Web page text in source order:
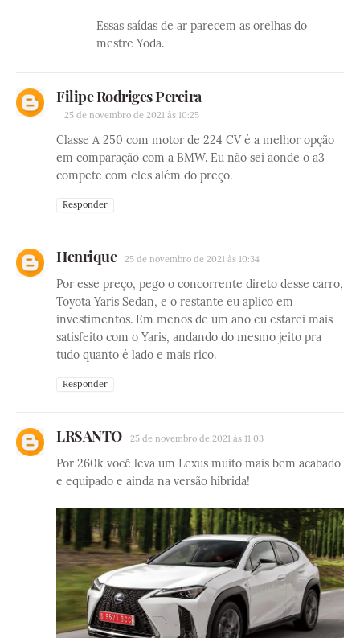
Essas saídas de ar parecem as orelhas do
mestre Yoda.
Filipe Rodriges Pereira
25 de novembro de 2021 às 10:25
Classe A 250 com motor de 224 CV é a melhor opção
em comparação com a BMW. Eu não sei aonde o a3
compete com eles além do preço.
Responder
Henrique 25 de novembro de 2021 às 10:34
Por esse preço, pego o concorrente direto desse carro,
Toyota Yaris Sedan, e o restante eu aplico em
investimentos. Em menos de um ano eu estarei mais
satisfeito com o Yaris, andando do mesmo jeito pra
tudo quanto é lado e mais rico.
Responder
LRSANTO 25 de novembro de 2021 às 11:03
Por 260k você leva um Lexus muito mais bem acabado
e equipado e ainda na versão híbrida!